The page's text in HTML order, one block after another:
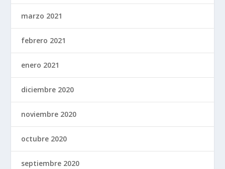
marzo 2021
febrero 2021
enero 2021
diciembre 2020
noviembre 2020
octubre 2020
septiembre 2020